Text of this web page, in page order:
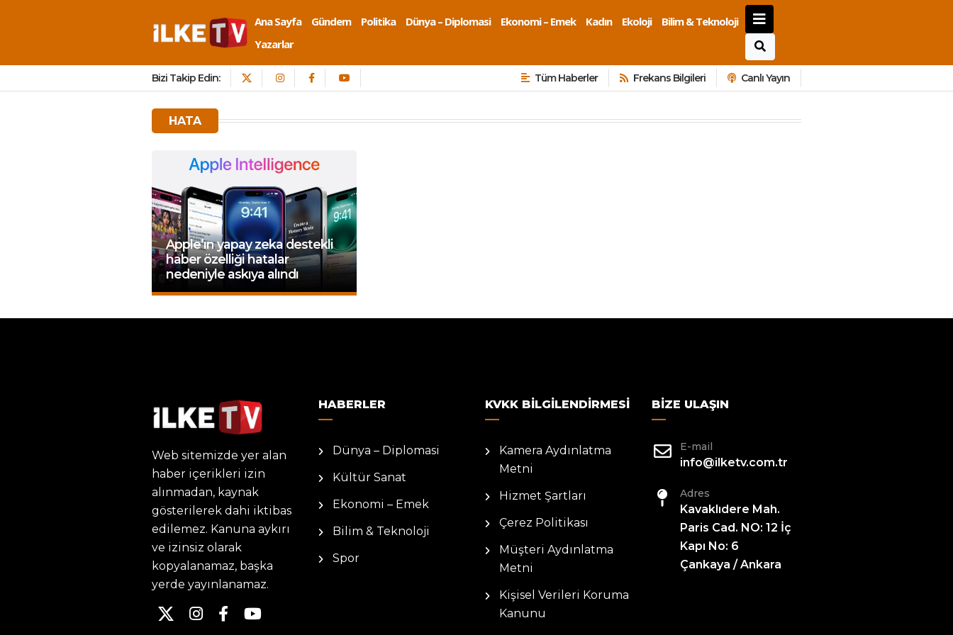
Ana Sayfa Gündem Politika Dünya – Diplomasi Ekonomi – Emek Kadın Ekoloji
Bilim & Teknoloji
Yazarlar
Bizi Takip Edin: Tüm Haberler Frekans Bilgileri Canlı Yayın
HATA
Apple’ın yapay zeka destekli
haber özelliği hatalar
nedeniyle askıya alındı
Web sitemizde yer alan
haber içerikleri izin
alınmadan, kaynak
gösterilerek dahi iktibas
edilemez. Kanuna aykırı
ve izinsiz olarak
kopyalanamaz, başka
yerde yayınlanamaz.
HABERLER
Dünya – Diplomasi
Kültür Sanat
Ekonomi – Emek
Bilim & Teknoloji
Spor
KVKK BILGILENDIRMESI
Kamera Aydınlatma
Metni
Hizmet Şartları
Çerez Politikası
Müşteri Aydınlatma
Metni
Kişisel Verileri Koruma
Kanunu
BIZE ULAŞIN
E-mail
info@ilketv.com.tr
Adres
Kavaklıdere Mah.
Paris Cad. NO: 12 İç
Kapı No: 6
Çankaya / Ankara